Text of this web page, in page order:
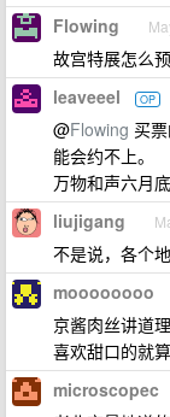
Flowing
故宫特展怎么预
leaveeel OP
@Flowing 买
能会约不上。
万物和声六月
liujigang
不是说，各个
moooooooo
京酱肉丝讲道
喜欢甜口的就算
microscopec